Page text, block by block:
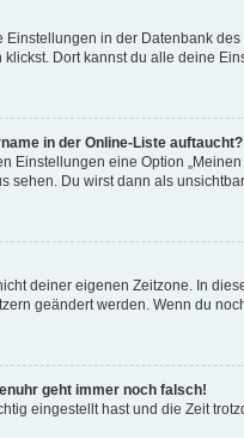
in der Datenbank
Dort kannst du alle deine
in der Online-Liste auftaucht?
Einstellungen eine Option
sehen. Du wirst dann als
deiner eigenen Zeitzone. In
geändert werden. Wenn du
geht immer noch falsch!
eingestellt hast und die Zeit